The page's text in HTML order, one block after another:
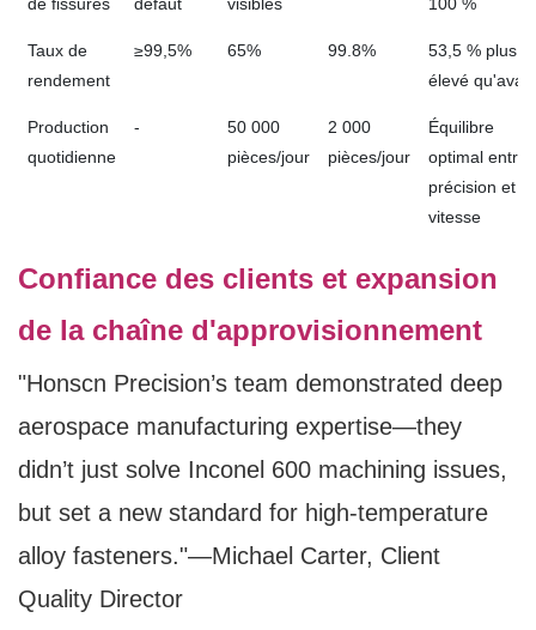
de fissures
défaut
visibles
100 %
Taux de
rendement
≥99,5% 65% 99.8%
53,5 % plus
élevé
Production
quotidienne
-
50 000
pièces/jour
2 000
pièces/jour
Équilibre
optimal entre
précision et
vitesse
Confiance des clients et expansion
de la chaîne d'approvisionnement
"Honscn Precision’s team demonstrated deep
aerospace manufacturing expertise—they
didn’t just solve Inconel 600 machining issues,
but set a new standard for high-temperature
alloy fasteners."—Michael Carter, Client
Quality Director